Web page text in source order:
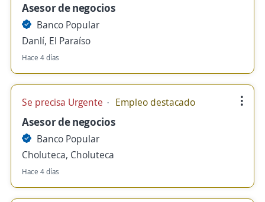
Asesor de negocios
Banco Popular
Danlí, El Paraíso
Hace 4 días
Se precisa Urgente Empleo destacado
Asesor de negocios
Banco Popular
Choluteca, Choluteca
Hace 4 días